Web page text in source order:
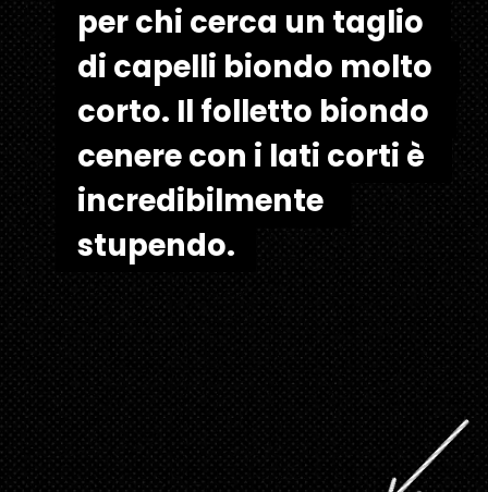
per chi cerca un taglio
di capelli biondo molto
corto. Il folletto biondo
cenere con i lati corti è
incredibilmente
stupendo.
per chi cerca un taglio
di capelli biondo molto
corto. Il folletto biondo
cenere con i lati corti è
incredibilmente